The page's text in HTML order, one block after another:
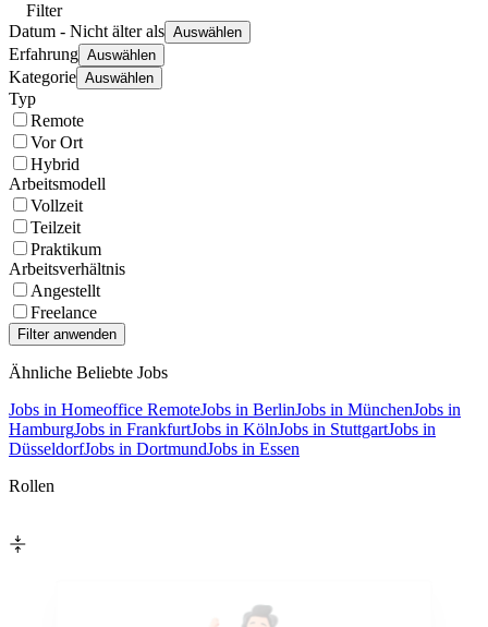
Filter
Datum - Nicht älter als Auswählen
Erfahrung Auswählen
Kategorie Auswählen
Typ
Remote
Vor Ort
Hybrid
Arbeitsmodell
Vollzeit
Teilzeit
Praktikum
Arbeitsverhältnis
Angestellt
Freelance
Ähnliche Beliebte Jobs
Jobs in Homeoffice RemoteJobs in BerlinJobs in MünchenJobs in
HamburgJobs in FrankfurtJobs in KölnJobs in StuttgartJobs in
DüsseldorfJobs in DortmundJobs in Essen
Rollen